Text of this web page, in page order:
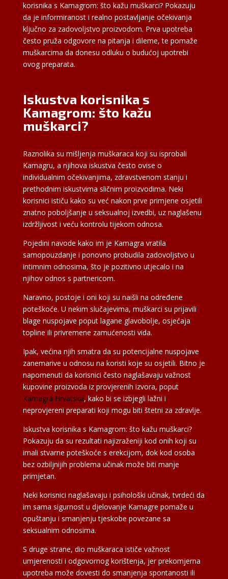
korisnika s Kamagrom: što kažu muškarci? Pokazuju
da je informiranost i realno postavljanje očekivanja
ključno za zadovoljstvo proizvodom. Prva upotreba
često pruža odgovore na pitanja i dileme, te pomaže
muškarcima da donesu odluku o budućoj upotrebi
ovog preparata.
Iskustva korisnika s
Kamagrom: što kažu
muškarci?
Raznolika su mišljenja muškaraca koji su isprobali
Kamagru, a njihova iskustva često ovise o
individualnim očekivanjima, zdravstvenom stanju i
prethodnim iskustvima sličnim proizvodima. Neki
korisnici ističu kako su već nakon prve primjene osjetili
znatno poboljšanje u seksualnoj izvedbi, uz naglašenu
izdržljivost i veću kontrolu tijekom odnosa.
Pojedini navode kako im je Kamagra vratila
samopouzdanje i ponovno probudila zadovoljstvo u
intimnim odnosima, što je pozitivno utjecalo i na
njihov odnos s partnericom.
Naravno, postoje i oni koji su naišli na određene
poteškoće. U nekim slučajevima, muškarci su prijavili
blage nuspojave poput lagane glavobolje, osjećaja
topline ili privremene zamućenosti vida.
Ipak, većina njih smatra da su potencijalne nuspojave
zanemarive u odnosu na koristi koje su osjetili. Bitno je
napomenuti da korisnici često naglašavaju važnost
kupovine proizvoda iz provjerenih izvora, poput
Kamagra Hrvatska, kako bi se izbjegli lažni i
neprovjereni preparati koji mogu biti štetni za zdravlje.
Iskustva korisnika s Kamagrom: što kažu muškarci?
Pokazuju da su rezultati najizraženiji kod onih koji su
imali stvarne poteškoće s erekcijom, dok kod osoba
bez ozbiljnijih problema učinak može biti manje
primjetan.
Neki korisnici naglašavaju i psihološki učinak, tvrdeći da
im sama sigurnost u djelovanje Kamagre pomaže u
opuštanju i smanjenju tjeskobe povezane sa
seksualnim odnosima.
S druge strane, dio muškaraca ističe važnost
umjerenosti i odgovornog korištenja, jer prekomjerna
upotreba može dovesti do smanjenja spontanosti ili